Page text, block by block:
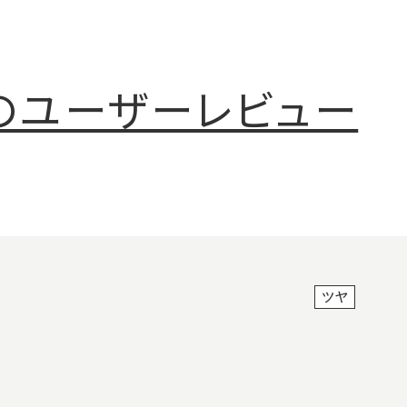
ユーザーレビュー